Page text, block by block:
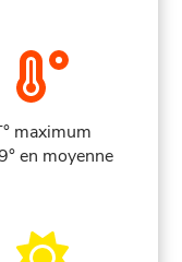
maximum
en moyenne